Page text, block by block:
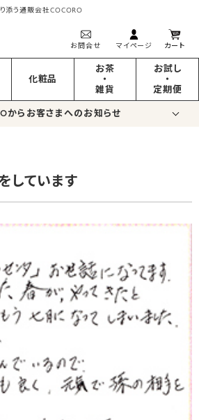
添う通販会社COCORO
お問合せ マイページ カート
化粧品
お茶
・
雑貨
お試し
・
定期便
からお客さまへのお知らせ
しています